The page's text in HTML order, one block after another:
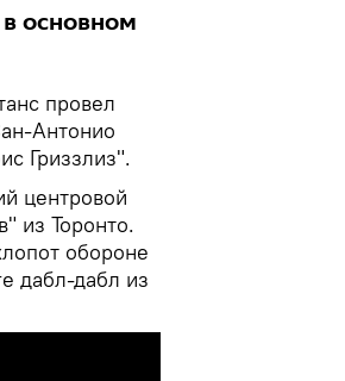
основном
провел
Антонио
Гриззлиз".
центровой
из Торонто.
обороне
дабл-дабл из